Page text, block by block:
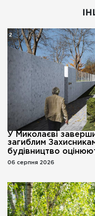
У Миколаєві
загиблим
будівництво
06 серпня 2026